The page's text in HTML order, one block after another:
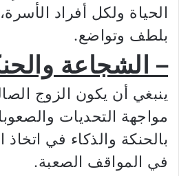
الحياة ولكل أفراد
بلطف وتواضع.
– الشجاعة
ينبغي أن يكون الزوج
مواجهة التحديات
بالحنكة والذكاء في
في المواقف الصعبة.